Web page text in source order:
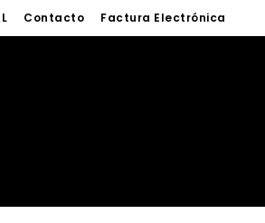
Contacto Factura Electrónica